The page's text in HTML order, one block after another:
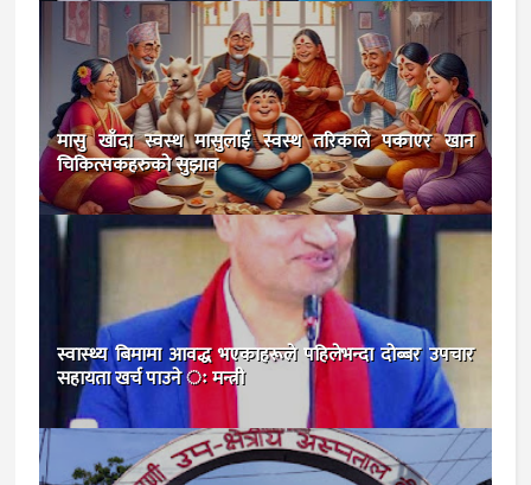
मासु खाँदा स्वस्थ मासुलाई स्वस्थ तरिकाले पकाएर खान
चिकित्सकहरुको सुझाव
स्वास्थ्य बिमामा आवद्ध भएकाहरूले पहिलेभन्दा दोब्बर उपचार
सहायता खर्च पाउने ः मन्त्री